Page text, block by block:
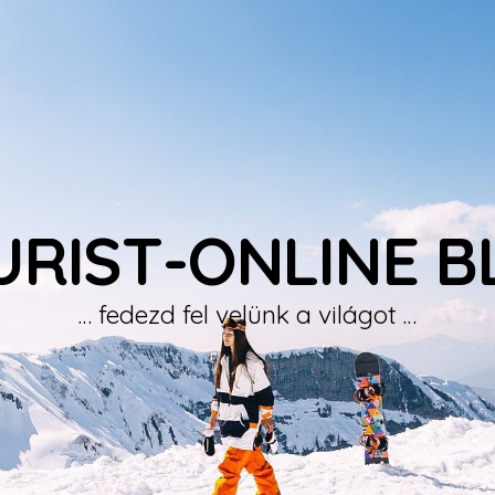
ONLINE
… fedezd fel velünk a világot …